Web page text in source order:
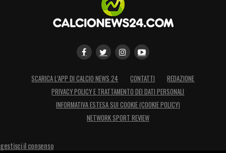
SCARICA L’APP DI CALCIO NEWS 24 CONTATTI
REDAZIONE
PRIVACY POLICY E TRATTAMENTO DEI DATI PERSONALI
INFORMATIVA ESTESA SUI COOKIE (COOKIE POLICY)
NETWORK SPORT REVIEW
gestisci il consenso